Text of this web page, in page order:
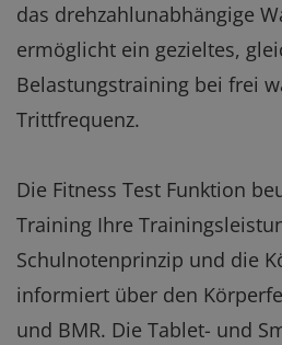
das drehzahlunabhängige
ermöglicht ein gezieltes,
Belastungstraining bei frei
Trittfrequenz.
Die Fitness Test Funktion
Training Ihre
Schulnotenprinzip und die
informiert über den
und BMR. Die Tablet- und